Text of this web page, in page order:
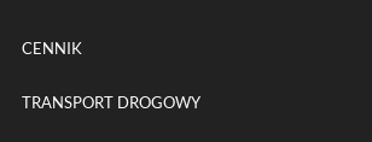
CENNIK
TRANSPORT DROGOWY